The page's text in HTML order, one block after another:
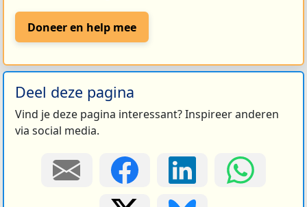
Doneer en help mee
Deel deze pagina
Vind je deze pagina interessant? Inspireer anderen
via social media.